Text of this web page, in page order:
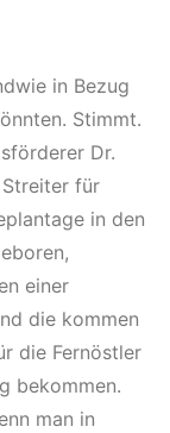
in Bezug
Stimmt.
Dr.
Streiter für
in den
einer
die kommen
die Fernöstler
bekommen.
man in